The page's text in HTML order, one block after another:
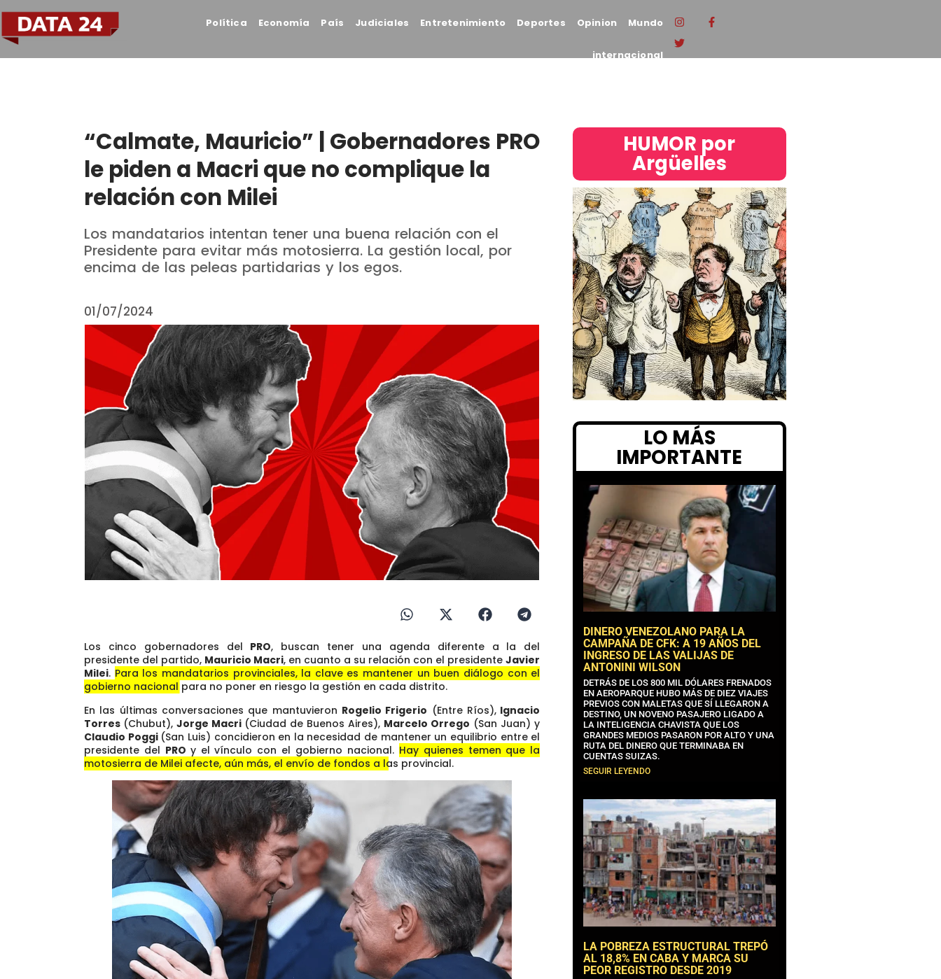
Política Economía País Judiciales Entretenimiento Deportes Opinion Mundo
internacional
“Calmate, Mauricio” | Gobernadores PRO
le piden a Macri que no complique la
relación con Milei
Los mandatarios intentan tener una buena relación con el
Presidente para evitar más motosierra. La gestión local, por
encima de las peleas partidarias y los egos.
01/07/2024
Los cinco gobernadores del PRO, buscan tener una agenda diferente a la del
presidente del partido, Mauricio Macri, en cuanto a su relación con el presidenteJavier
Milei. Para los mandatarios provinciales, la clave es mantener un buen diálogo con el
gobierno nacional para no poner en riesgo la gestión en cada distrito.
En las últimas conversaciones que mantuvieron Rogelio Frigerio (Entre Ríos),Ignacio
Torres (Chubut),Jorge Macri (Ciudad de Buenos Aires), Marcelo Orrego (San Juan) y
Claudio Poggi (San Luis) concidieron en la necesidad de mantener un equilibrio entre el
presidente del PRO y el vínculo con el gobierno nacional. Hay quienes temen que la
motosierra de Milei afecte, aún más, el envío de fondos a las provincial.
HUMOR por
Argüelles​
LO MÁS
IMPORTANTE
DINERO VENEZOLANO PARA LA
CAMPAÑA DE CFK: A 19 AÑOS DEL
INGRESO DE LAS VALIJAS DE
ANTONINI WILSON
DETRÁS DE LOS 800 MIL DÓLARES FRENADOS
EN AEROPARQUE HUBO MÁS DE DIEZ VIAJES
PREVIOS CON MALETAS QUE SÍ LLEGARON A
DESTINO, UN NOVENO PASAJERO LIGADO A
LA INTELIGENCIA CHAVISTA QUE LOS
GRANDES MEDIOS PASARON POR ALTO Y UNA
RUTA DEL DINERO QUE TERMINABA EN
CUENTAS SUIZAS.
SEGUIR LEYENDO
LA POBREZA ESTRUCTURAL TREPÓ
AL 18,8% EN CABA Y MARCA SU
PEOR REGISTRO DESDE 2019